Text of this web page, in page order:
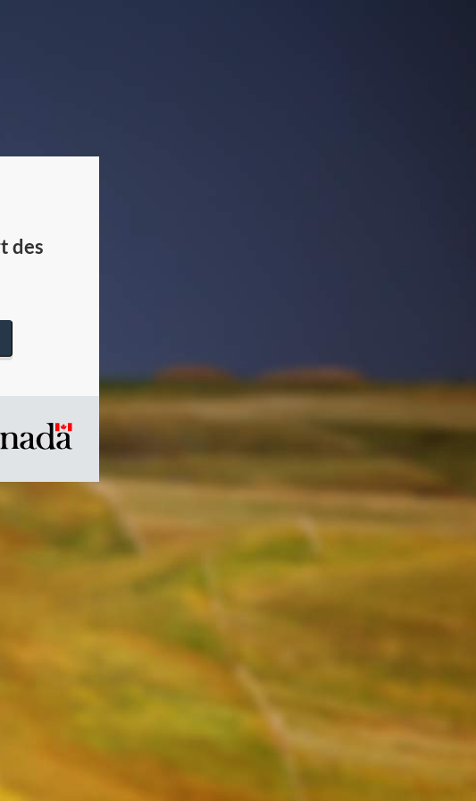
des
/
Symbole
du
gouvernement
du